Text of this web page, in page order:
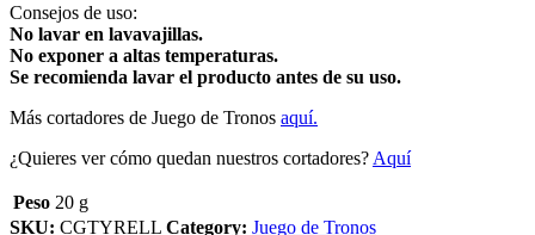
Consejos de uso:
No lavar en lavavajillas.
No exponer a altas temperaturas.
Se recomienda lavar el producto antes de su uso.
Más cortadores de Juego de Tronos aquí.
¿Quieres ver cómo quedan nuestros cortadores? Aquí
Peso 20 g
SKU: CGTYRELL Category: Juego de Tronos